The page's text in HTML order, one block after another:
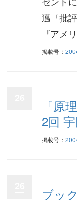
邁『批
『アメ
掲載号：
「原
2回
掲載号：
ブッ